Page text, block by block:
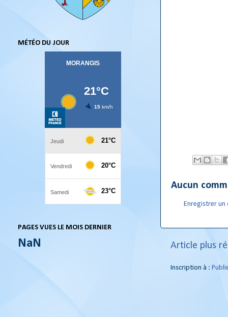
Aucun
Enregistrer un
Article plus
Inscription à :
MÉTÉO DU JOUR
PAGES VUES LE MOIS DERNIER
NaN